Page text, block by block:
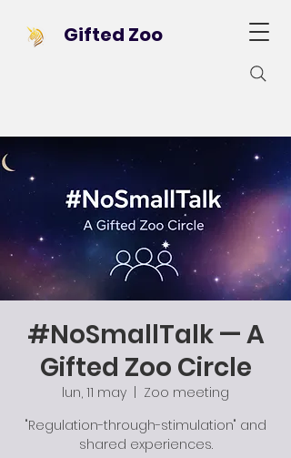
Gifted Zoo
#NoSmallTalk — A
Gifted Zoo Circle
lun, 11 may
Zoo meeting
"Regulation-through-stimulation" and
shared experiences.